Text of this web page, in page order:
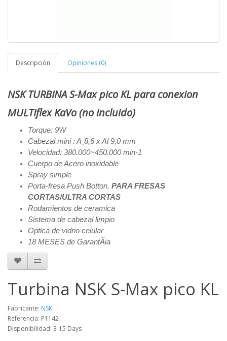
Descripción Opiniones (0)
NSK TURBINA S-Max pico KL para conexion
MULTIflex KaVo (no incluido)
Torque: 9W
Cabezal mini : A¸8,6 x Al 9,0 mm
Velocidad: 380.000~450.000 min-1
Cuerpo de Acero inoxidable
Spray simple
Porta-fresa Push Botton, PARA FRESAS
CORTAS/ULTRA CORTAS
Rodamientos de ceramica
Sistema de cabezal limpio
Optica de vidrio celular
18 MESES de GarantÃia
Turbina NSK S-Max pico KL
Fabricante: NSK
Referencia: P1142
Disponibilidad: 3-15 Days